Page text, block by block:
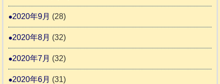
2020年9月 (28)
2020年8月 (32)
2020年7月 (32)
2020年6月 (31)